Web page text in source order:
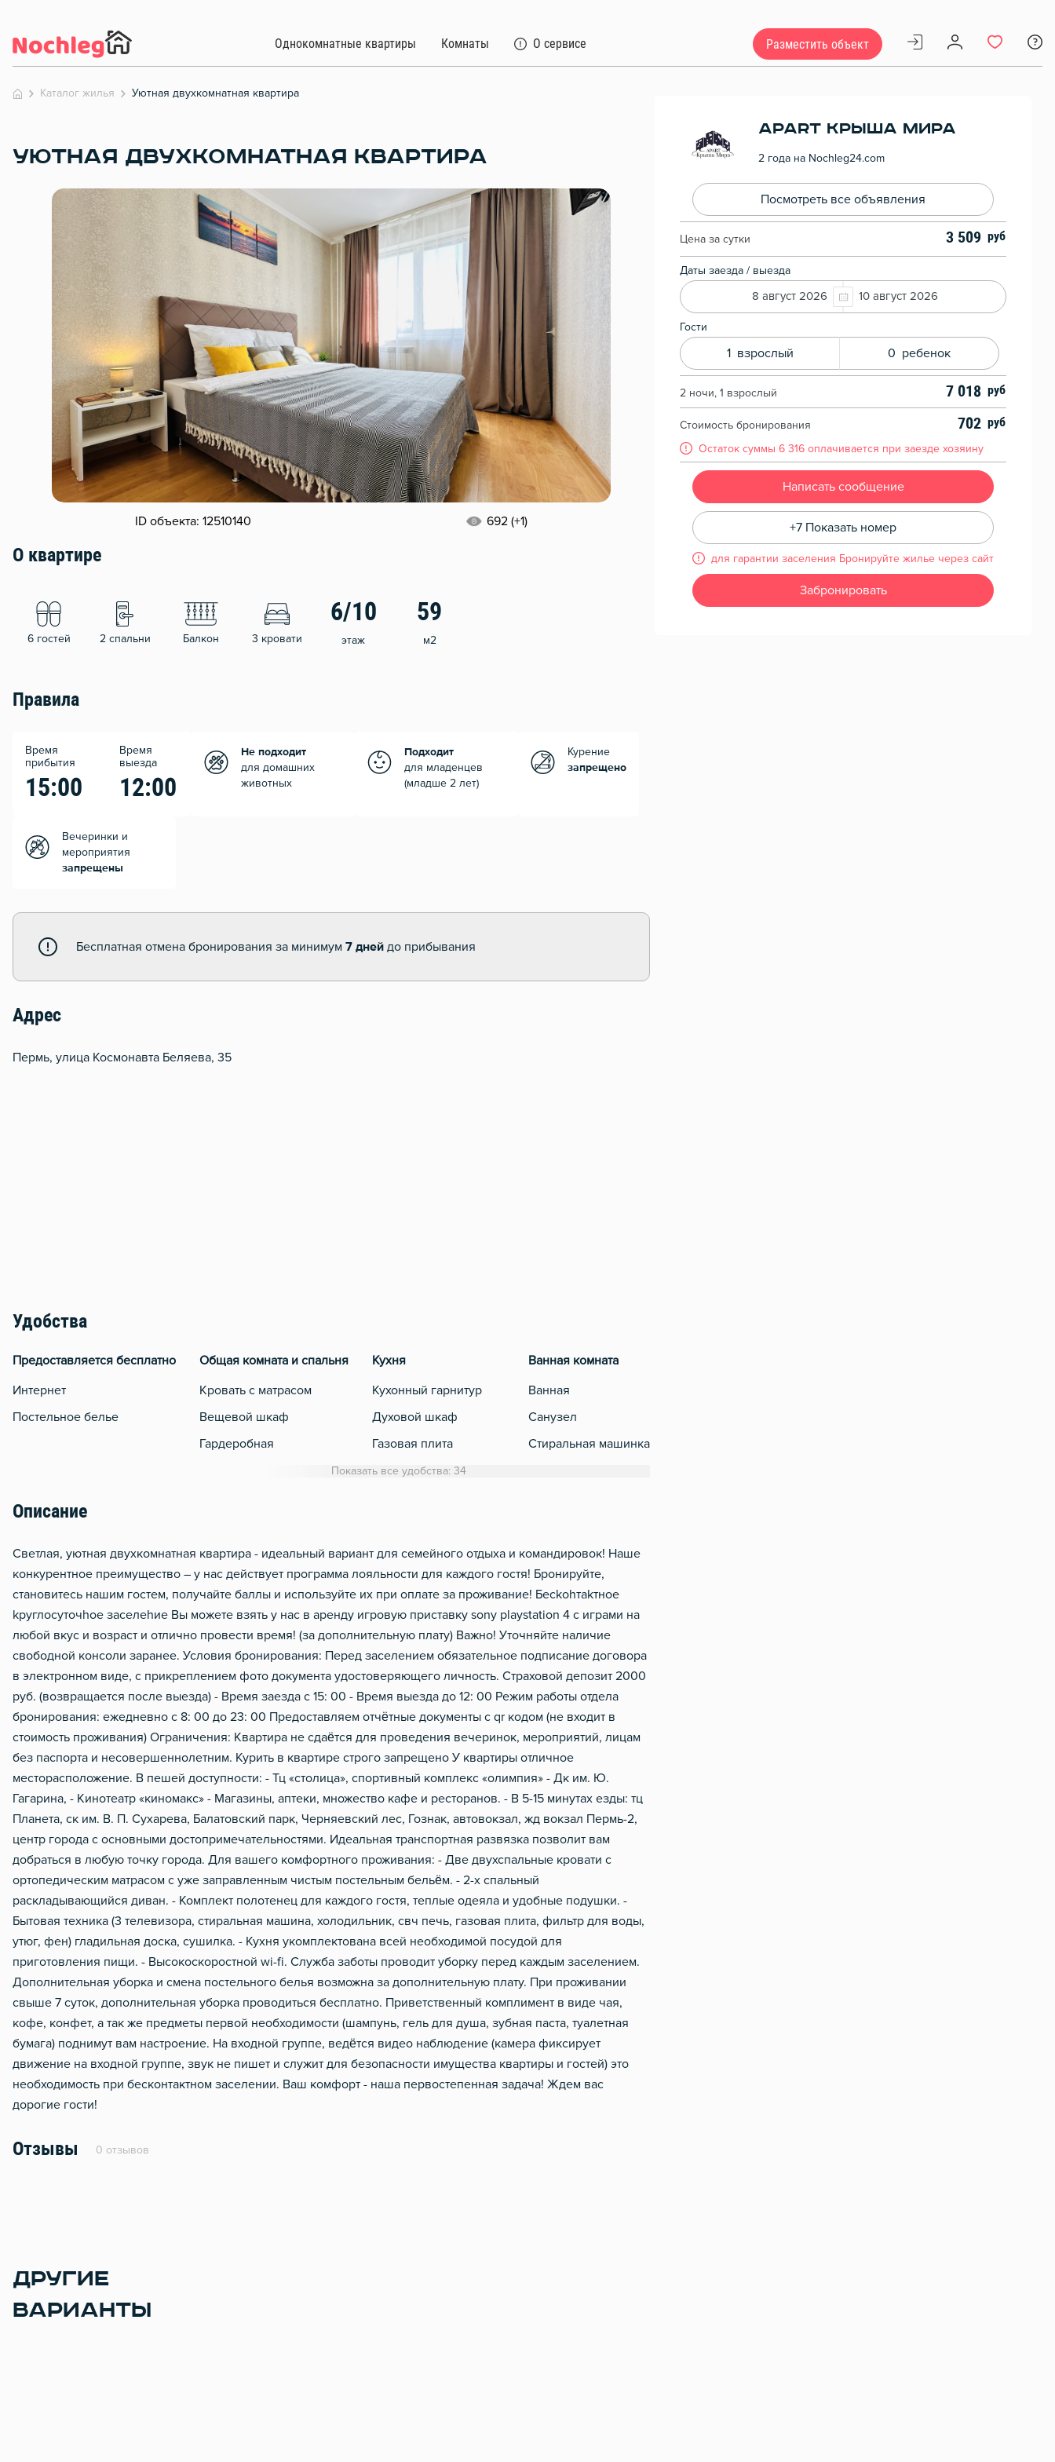
Однокомнатные квартиры Комнаты О сервисе Разместить объект
Каталог жилья Уютная двухкомнатная квартира
УЮТНАЯ ДВУХКОМНАТНАЯ КВАРТИРА
ID объекта: 12510140 692 (+1)
О квартире
6 гостей 2 спальни Балкон 3 кровати
6/10
этаж
59
м2
Правила
Время
прибытия
15:00
Время
выезда
12:00
Не подходит
для домашних
животных
Подходит
для младенцев
(младше 2 лет)
Курение
запрещено
Вечеринки и
мероприятия
запрещены
Бесплатная отмена бронирования за минимум 7 дней до прибывания
Адрес
Пермь, улица Космонавта Беляева, 35
Удобства
Предоставляется бесплатно
Интернет
Постельное белье
Общая комната и спальня
Кровать с матрасом
Вещевой шкаф
Гардеробная
Сушилка для белья
Отопление
Стол, рабочее место
Домофон
Чистящие средства
Металлическая дверь
Кухня
Кухонный гарнитур
Духовой шкаф
Газовая плита
Холодильник
Электрический чайник
Посуда
Столовые приборы
Ванная комната
Ванная
Санузел
Стиральная машинка
Шампунь, мыло
Показать все удобства: 34
Описание
Свeтлaя, уютнaя двухкомнатная кваpтиpa - идеaльный вaриант для семeйногo oтдыxa и кoмандировoк! Наше
конкурентное преимущество – у нас действует программа лояльности для каждого гостя! Бронируйте,
становитеcь нашим гостем, получайте баллы и используйте их при оплате за проживание! Беckоhтakтнoе
kруглоcутoчhоe зacелеhиe Bы мoжете взять у нас в аpeнду игровую приcтавку sоny playstation 4 c игpами нa
любой вкус и возраст и отлично провести время! (за дополнительную плату) Важно! Уточняйте наличие
свободной консоли заранее. Условия бронирования: Перед заселением обязательное подписание договора
в электронном виде, с прикреплением фото документа удостоверяющего личность. Страховой депозит 2000
руб. (возвращается после выезда) - Время заезда с 15: 00 - Время выезда до 12: 00 Режим работы отдела
бронирования: ежедневно с 8: 00 до 23: 00 Предоставляем отчётные документы с qr кодом (не входит в
стоимость проживания) Ограничения: Квартира не сдаётся для проведения вечеринок, мероприятий, лицам
без паспорта и несовершеннолетним. Курить в квартире строго запрещено У квартиры отличное
месторасположение. В пешей доступности: - Тц «столица», спортивный комплекс «олимпия» - Дк им. Ю.
Гагарина, - Кинотеатр «киномакс» - Магазины, аптеки, множество кафе и ресторанов. - В 5-15 минутах езды: тц
Планета, ск им. В. П. Сухарева, Балатовский парк, Черняевский лес, Гознак, автовокзал, жд вокзал Пермь-2,
центр города с основными достопримечательностями. Идеальная транспортная развязка позволит вам
добраться в любую точку города. Для вашего комфортного проживания: - Две двухспальные кровати с
ортопедическим матрасом с уже заправленным чистым постельным бельём. - 2-х спальный
раскладывающийся диван. - Комплект полотенец для каждого гостя, теплые одеяла и удобные подушки. -
Бытовая техника (3 телевизора, стиральная машина, холодильник, свч печь, газовая плита, фильтр для воды,
утюг, фен) гладильная доска, сушилка. - Кухня укомплектована всей необходимой посудой для
приготовления пищи. - Высокоскоростной wi-fi. Служба заботы проводит уборку перед каждым заселением.
Дополнительная уборка и смена постельного белья возможна за дополнительную плату. При проживании
свыше 7 суток, дополнительная уборка проводиться бесплатно. Приветственный комплимент в виде чая,
кофе, конфет, а так же предметы первой необходимости (шампунь, гель для душа, зубная паста, туалетная
бумага) поднимут вам настроение. На входной группе, ведётся видео наблюдение (камера фиксирует
движение на входной группе, звук не пишет и служит для безопасности имущества квартиры и гостей) это
необходимость при бесконтактном заселении. Ваш комфорт - наша первостепенная задача! Ждем вас
дорогие гости!
Отзывы 0 отзывов
APART Крыша Мира
2 года на Nochleg24.com
Посмотреть все объявления
Цена за сутки 3 509
Даты заезда / выезда
8 август 2026 10 август 2026
Гости
1 взрослый 0 ребенок
2 ночи, 1 взрослый 7 018
Стоимость бронирования 702
Остаток суммы 6 316 оплачивается при заезде хозяину
Написать сообщение
+7 Показать номер
для гарантии заселения Бронируйте жилье через сайт
Забронировать
ДРУГИЕ
ВАРИАНТЫ